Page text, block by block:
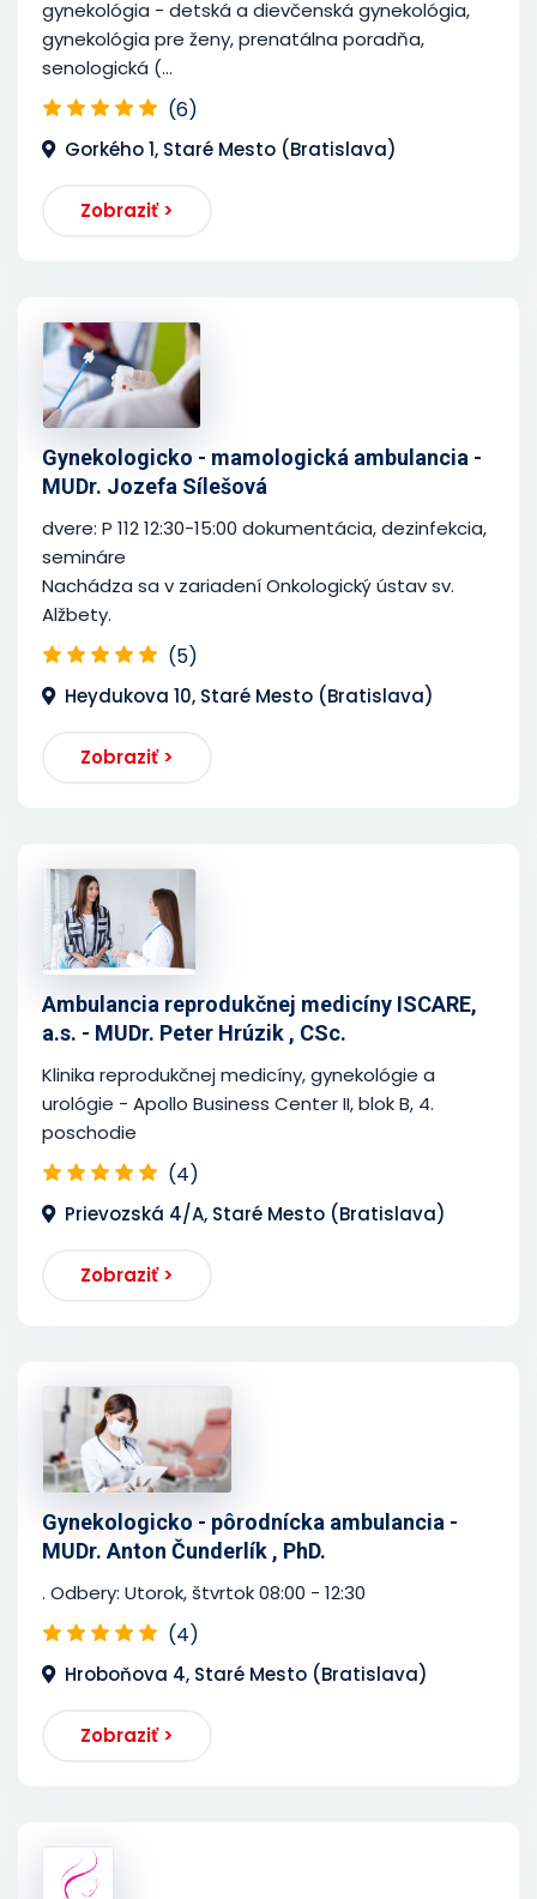
gynekológia - detská a dievčenská gynekológia,
gynekológia pre ženy, prenatálna poradňa,
senologická (...
(6)
Gorkého 1, Staré Mesto (Bratislava)
Zobraziť >
Gynekologicko - mamologická ambulancia -
MUDr. Jozefa Sílešová
dvere: P 112 12:30-15:00 dokumentácia, dezinfekcia,
semináre
Nachádza sa v zariadení Onkologický ústav sv.
Alžbety.
(5)
Heydukova 10, Staré Mesto (Bratislava)
Zobraziť >
Ambulancia reprodukčnej medicíny ISCARE,
a.s. - MUDr. Peter Hrúzik , CSc.
Klinika reprodukčnej medicíny, gynekológie a
urológie - Apollo Business Center II, blok B, 4.
poschodie
(4)
Prievozská 4/A, Staré Mesto (Bratislava)
Zobraziť >
Gynekologicko - pôrodnícka ambulancia -
MUDr. Anton Čunderlík , PhD.
. Odbery: Utorok, štvrtok 08:00 - 12:30
(4)
Hroboňova 4, Staré Mesto (Bratislava)
Zobraziť >